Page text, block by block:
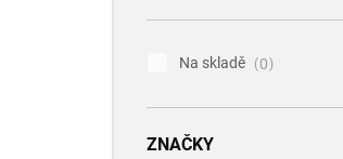
Na skladě 0
ZNAČKY